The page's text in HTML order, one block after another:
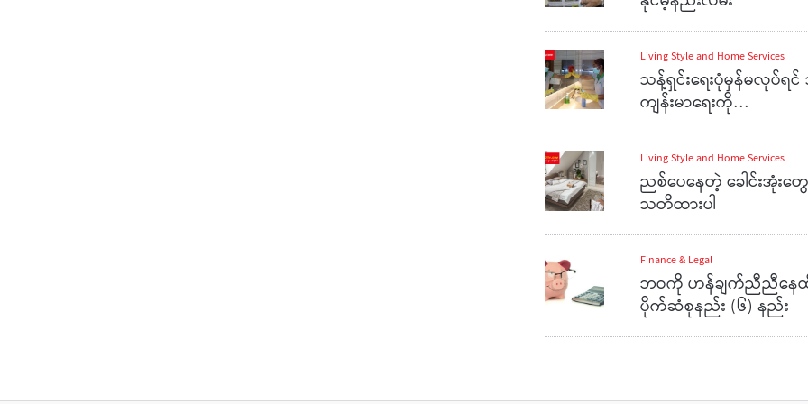
Living Style and Home Services
သန့်ရှင်းရေးပုံမှန်မလုပ်ရ
ကျန်းမာရေးကို…
Living Style and Home Services
ညစ်ပေနေတဲ့ ခေါင်းအုံး
သတိထားပါ
Finance & Legal
ဘဝကို ဟန်ချက်ညီညီနေ
ပိုက်ဆံစုနည်း (၆) နည်း